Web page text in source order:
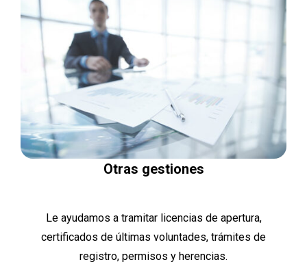
Otras gestiones
Le ayudamos a tramitar licencias de apertura,
certificados de últimas voluntades, trámites de
registro, permisos y herencias.